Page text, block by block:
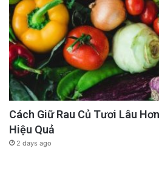
Cách Giữ Rau Củ Tươi Lâu
Hiệu Quả
2 days ago